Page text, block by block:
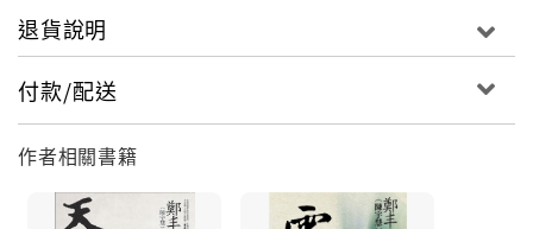
火教在受到重創之後，暫且掩旗息鼓，江湖偏安。歲月
飄逝，當年深受火教折磨的少年凌霄已長成為廣受武林
尊重的虎山醫俠。一日，神祕的少年燕龍來到虎嘯山
莊，向凌霄請教劍術。凌霄驚於這少年俊秀無匹的容顏
是二十多年前曾一度震驚武林的傳奇人物「雪豔胡」的
傳人。
退貨說明
付款/配送
作者相關書籍